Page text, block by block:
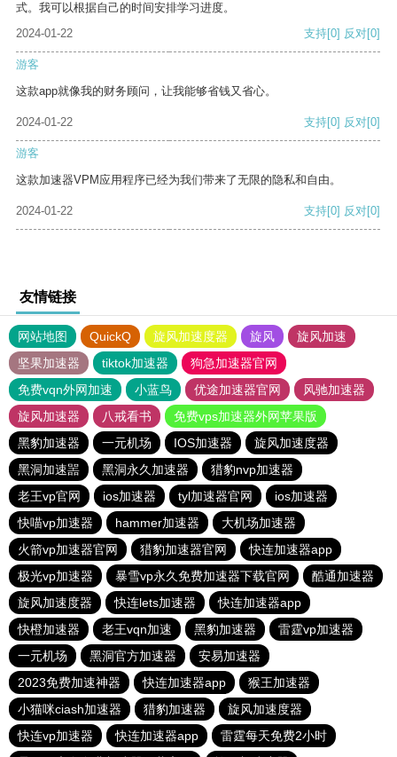
式。我可以根据自己的时间安排学习进度。
2024-01-22
支持[0] 反对[0]
游客
这款app就像我的财务顾问，让我能够省钱又省心。
2024-01-22 支持[0] 反对[0]
游客
这款加速器VPM应用程序已经为我们带来了无限的隐私和自由。
2024-01-22 支持[0] 反对[0]
友情链接
网站地图 QuickQ 旋风加速度器 旋风
旋风加速
坚果加速器
tiktok加速器
狗急加速器官网
免费vqn外网加速
小蓝鸟 优途加速器官网
风驰加速器
旋风加速器
八戒看书
免费vps加速器外网苹果版
黑豹加速器
一元机场 IOS加速器
旋风加速度器
黑洞加速噐
黑洞永久加速器
猎豹nvp加速器
老王vp官网
ios加速器 tyl加速器官网
ios加速器
快喵vp加速器
hammer加速器
大机场加速器
火箭vp加速器官网
猎豹加速器官网
快连加速器app
极光vp加速器
暴雪vp永久免费加速器下载官网
酷通加速器
旋风加速度器
快连lets加速器
快连加速器app
快橙加速器
老王vqn加速 黑豹加速器
雷霆vp加速器
一元机场
黑洞官方加速器
安易加速器
2023免费加速神器
快连加速器app
猴王加速器
小猫咪ciash加速器
猎豹加速器
旋风加速度器
快连vp加速器
快连加速器app
雷霆每天免费2小时